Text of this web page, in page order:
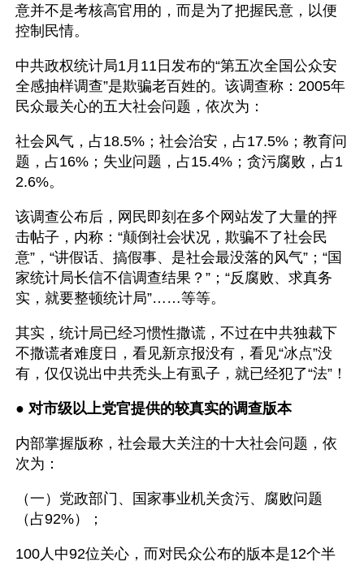
意并不是考核高官用的，而是为了把握民意，以便
控制民情。
中共政权统计局1月11日发布的“第五次全国公众安
全感抽样调查”是欺骗老百姓的。该调查称：2005年
民众最关心的五大社会问题，依次为：
社会风气，占18.5%；社会治安，占17.5%；教育问
题，占16%；失业问题，占15.4%；贪污腐败，占1
2.6%。
该调查公布后，网民即刻在多个网站发了大量的抨
击帖子，内称：“颠倒社会状况，欺骗不了社会民
意”，“讲假话、搞假事、是社会最没落的风气”；“国
家统计局长信不信调查结果？”；“反腐败、求真务
实，就要整顿统计局”……等等。
其实，统计局已经习惯性撒谎，不过在中共独裁下
不撒谎者难度日，看见新京报没有，看见“冰点”没
有，仅仅说出中共秃头上有虱子，就已经犯了“法”！
● 对市级以上党官提供的较真实的调查版本
内部掌握版称，社会最大关注的十大社会问题，依
次为：
（一）党政部门、国家事业机关贪污、腐败问题
（占92%）；
100人中92位关心，而对民众公布的版本是12个半